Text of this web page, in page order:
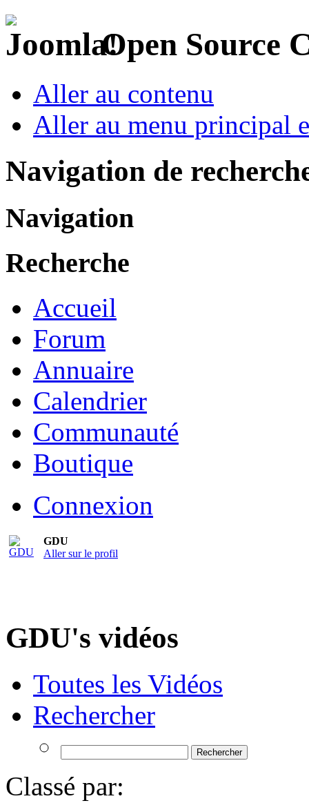
Open Source
Aller au contenu
Aller au menu principal
Navigation de
Navigation
Recherche
Accueil
Forum
Annuaire
Calendrier
Communauté
Boutique
Connexion
GDU
Aller sur le profil
GDU's vidéos
Toutes les Vidéos
Rechercher
Classé par: